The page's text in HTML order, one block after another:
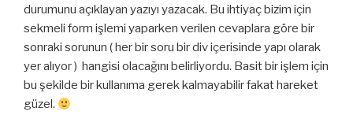
durumunu açıklayan yazıyı yazacak. Bu ihtiyaç bizim için
sekmeli form işlemi yaparken verilen cevaplara göre bir
sonraki sorunun ( her bir soru bir div içerisinde yapı olarak
yer alıyor ) hangisi olacağını belirliyordu. Basit bir işlem için
bu şekilde bir kullanıma gerek kalmayabilir fakat hareket
güzel.